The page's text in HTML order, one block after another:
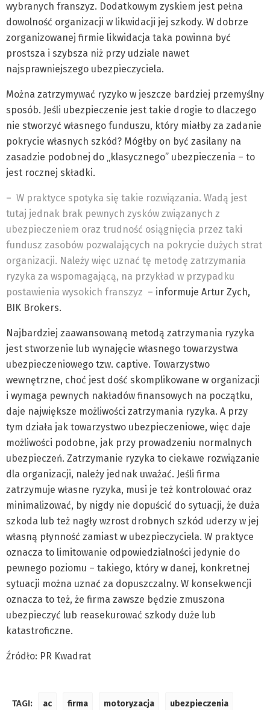
wybranych franszyz. Dodatkowym zyskiem jest pełna
dowolność organizacji w likwidacji jej szkody. W dobrze
zorganizowanej firmie likwidacja taka powinna być
prostsza i szybsza niż przy udziale nawet
najsprawniejszego ubezpieczyciela.
Można zatrzymywać ryzyko w jeszcze bardziej przemyślny
sposób. Jeśli ubezpieczenie jest takie drogie to dlaczego
nie stworzyć własnego funduszu, który miałby za zadanie
pokrycie własnych szkód? Mógłby on być zasilany na
zasadzie podobnej do „klasycznego” ubezpieczenia – to
jest rocznej składki.
– W praktyce spotyka się takie rozwiązania. Wadą jest
tutaj jednak brak pewnych zysków związanych z
ubezpieczeniem oraz trudność osiągnięcia przez taki
fundusz zasobów pozwalających na pokrycie dużych strat
organizacji. Należy więc uznać tę metodę zatrzymania
ryzyka za wspomagającą, na przykład w przypadku
postawienia wysokich franszyz – informuje Artur Zych,
BIK Brokers.
Najbardziej zaawansowaną metodą zatrzymania ryzyka
jest stworzenie lub wynajęcie własnego towarzystwa
ubezpieczeniowego tzw. captive. Towarzystwo
wewnętrzne, choć jest dość skomplikowane w organizacji
i wymaga pewnych nakładów finansowych na początku,
daje największe możliwości zatrzymania ryzyka. A przy
tym działa jak towarzystwo ubezpieczeniowe, więc daje
możliwości podobne, jak przy prowadzeniu normalnych
ubezpieczeń. Zatrzymanie ryzyka to ciekawe rozwiązanie
dla organizacji, należy jednak uważać. Jeśli firma
zatrzymuje własne ryzyka, musi je też kontrolować oraz
minimalizować, by nigdy nie dopuścić do sytuacji, że duża
szkoda lub też nagły wzrost drobnych szkód uderzy w jej
własną płynność zamiast w ubezpieczyciela. W praktyce
oznacza to limitowanie odpowiedzialności jedynie do
pewnego poziomu – takiego, który w danej, konkretnej
sytuacji można uznać za dopuszczalny. W konsekwencji
oznacza to też, że firma zawsze będzie zmuszona
ubezpieczyć lub reasekurować szkody duże lub
katastroficzne.
Źródło: PR Kwadrat
TAGI: ac firma motoryzacja ubezpieczenia